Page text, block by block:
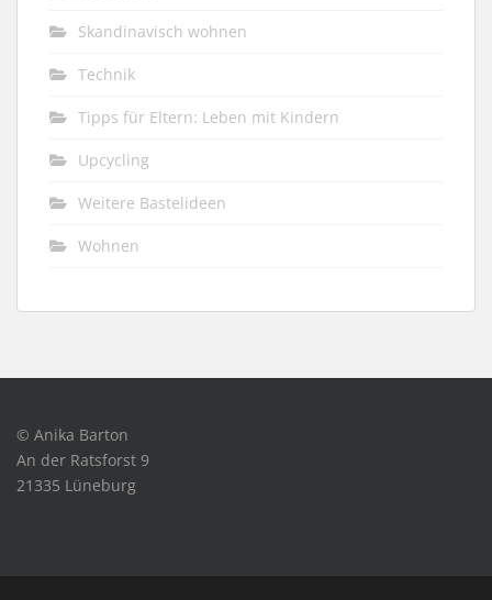
Skandinavisch wohnen
Technik
Tipps für Eltern: Leben mit Kindern
Upcycling
Weitere Bastelideen
Wohnen
© Anika Barton
An der Ratsforst 9
21335 Lüneburg